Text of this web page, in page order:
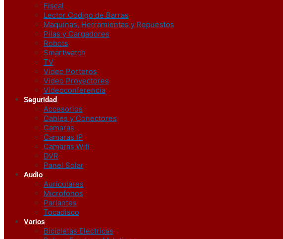
Fiscal
Lector Codigo de Barras
Maquinas, Herramientas y Repuestos
Pilas y Cargadores
Robots
Smartwatch
TV
Video Porteros
Video Proyectores
Videoconferencia
Seguridad
Accesorios
Cables y Conectores
Camaras
Camaras IP
Camaras Wifi
DVR
Panel Solar
Audio
Auriculares
Microfonos
Parlantes
Tocadisco
Varios
Bicicletas Electricas